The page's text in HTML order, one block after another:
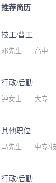
推荐简历
技工/普工
邓先生 · 高中
行政/后勤
钟女士 · 大专
其他职位
马先生 · 中专/
行政/后勤